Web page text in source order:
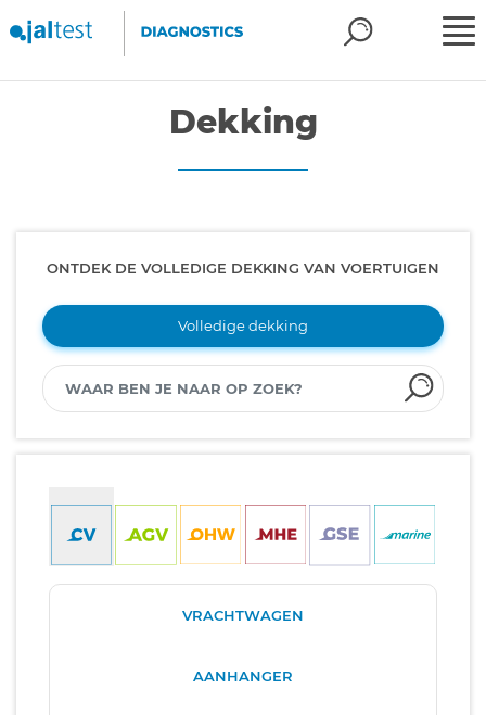
Dekking
ONTDEK DE VOLLEDIGE DEKKING VAN VOERTUIGEN
Volledige dekking
VRACHTWAGEN
AANHANGER